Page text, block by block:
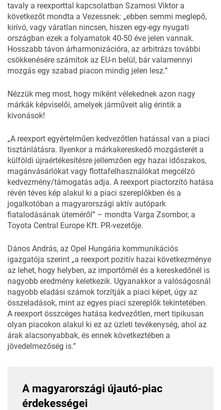
tavaly a reexporttal kapcsolatban Szamosi Viktor a
következőt mondta a Vezessnek: „ebben semmi meglepő,
kirívó, vagy váratlan nincsen, hiszen egy-egy nyugati
országban ezek a folyamatok 40-50 éve jelen vannak.
Hosszabb távon árharmonizációra, az arbitrázs további
csökkenésére számítok az EU-n belül, bár valamennyi
mozgás egy szabad piacon mindig jelen lesz.”
Nézzük meg most, hogy miként vélekednek azon nagy
márkák képviselői, amelyek járműveit alig érintik a
kivonások!
„A reexport egyértelműen kedvezőtlen hatással van a piaci
tisztánlátásra. Ilyenkor a márkakereskedő mozgásterét a
külföldi újraértékesítésre jellemzően egy hazai időszakos,
magánvásárlókat vagy flottafelhasználókat megcélzó
kedvezmény/támogatás adja. A reexport piactorzító hatása
révén téves kép alakul ki a piaci szereplőkben és a
jogalkotóban a magyarországi aktív autópark
fiatalodásának üteméről” – mondta Varga Zsombor, a
Toyota Central Europe Kft. PR-vezetője.
Dános András, az Opel Hungária kommunikációs
igazgatója szerint „a reexport pozitív hazai következménye
az lehet, hogy helyben, az importőrnél és a kereskedőnél is
nagyobb eredmény keletkezik. Ugyanakkor a valóságosnál
nagyobb eladási számok torzítják a piaci képet, úgy az
összeladások, mint az egyes piaci szereplők tekintetében.
A reexport összcéges hatása kedvezőtlen, mert tipikusan
olyan piacokon alakul ki ez az üzleti tevékenység, ahol az
árak alacsonyabbak, és ennek következtében a
jövedelmezőség is.”
A magyarországi újautó-piac
érdekességei